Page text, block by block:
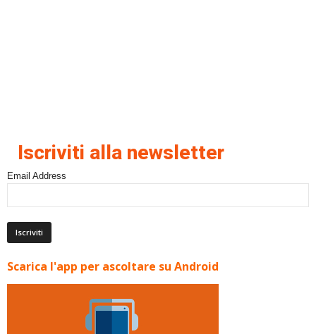
Iscriviti alla newsletter
Email Address
Scarica l'app per ascoltare su Android